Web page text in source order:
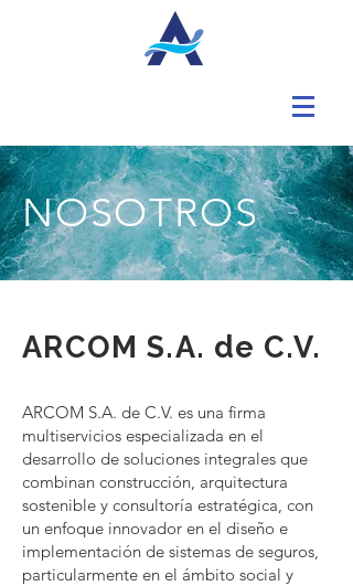
NOSOTROS
ARCOM S.A. de C.V.
ARCOM S.A. de C.V. es una firma
multiservicios especializada en el
desarrollo de soluciones integrales que
combinan construcción, arquitectura
sostenible y consultoría estratégica, con
un enfoque innovador en el diseño e
implementación de sistemas de seguros,
particularmente en el ámbito social y